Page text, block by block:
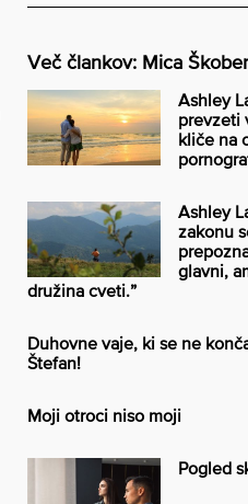
Več člankov: Mica
Ashley
prevzeti
kliče na
Ashley
zakonu
glavni,
družina cveti.”
Duhovne vaje, ki se ne
Štefan!
Moji otroci niso moji
Pogled